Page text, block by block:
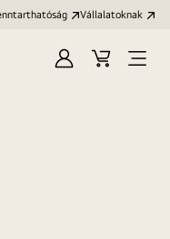
Vállalatoknak
Bejelentkezés
KosárMenü